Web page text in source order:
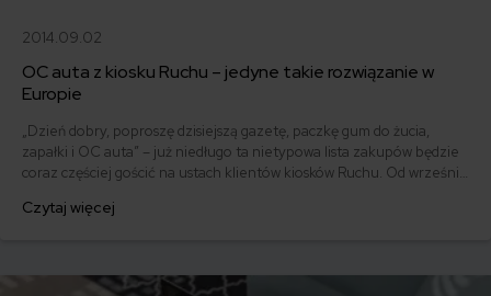
2014.09.02
OC auta z kiosku Ruchu – jedyne takie rozwiązanie w
Europie
„Dzień dobry, poproszę dzisiejszą gazetę, paczkę gum do żucia,
zapałki i OC auta” – już niedługo ta nietypowa lista zakupów będzie
coraz częściej gościć na ustach klientów kiosków Ruchu. Od września
ubezpieczenia komunikacyjnego towarzystwa ubezpieczeń
Czytaj więcej